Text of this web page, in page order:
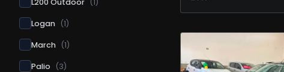
Logan (1)
March (1)
Palio (3)